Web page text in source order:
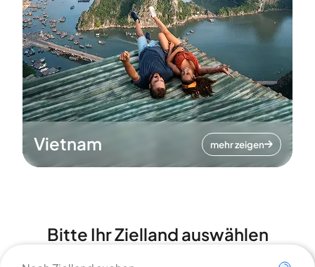
Vietnam mehr zeigen
Bitte Ihr Zielland auswählen